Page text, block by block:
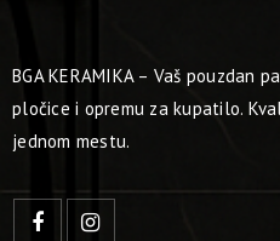
BGA KERAMIKA – Vaš pouzdan
pločice i opremu za kupatilo.
jednom mestu.